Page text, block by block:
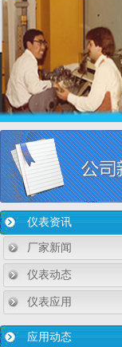
仪表资讯
厂家新闻
仪表动态
仪表应用
应用动态